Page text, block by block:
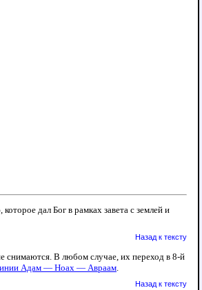
дал Бог в рамках завета с землей и
Назад к тексту
снимаются. В любом случае, их переход в 8-й
линии Адам — Ноах — Авраам.
Назад к тексту